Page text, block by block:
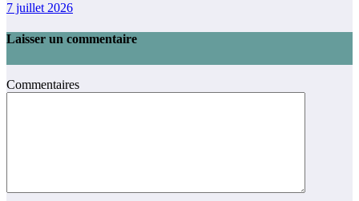
7 juillet 2026
Laisser un commentaire
Commentaires